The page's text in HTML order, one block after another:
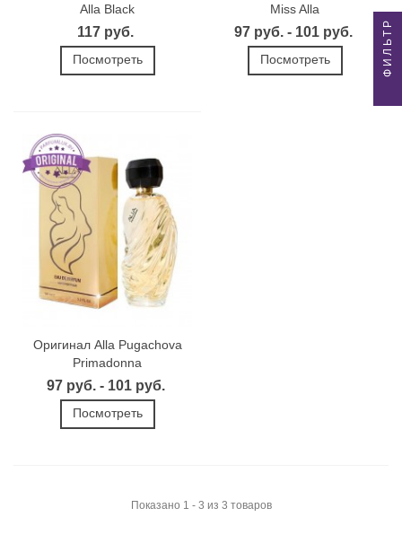
Alla Black
117 руб.
Посмотреть
Miss Alla
97 руб. - 101 руб.
Посмотреть
Оригинал Alla Pugachova
Primadonna
97 руб. - 101 руб.
Посмотреть
Показано 1 - 3 из 3 товаров
ФИЛЬТР